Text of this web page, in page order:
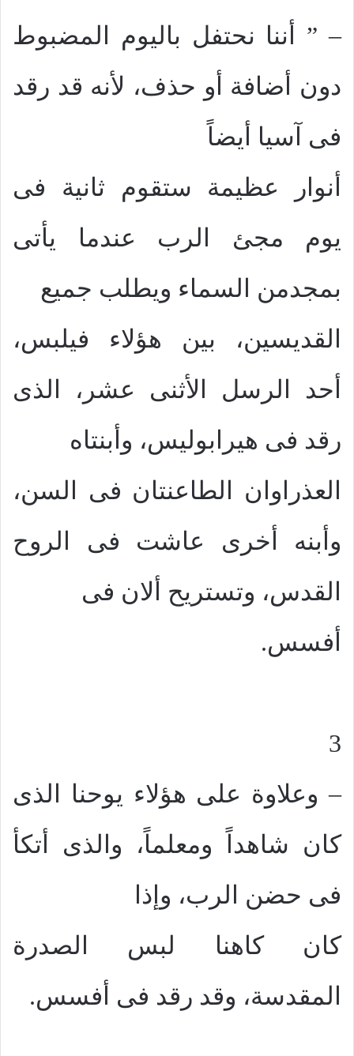
– ” أننا نحتفل باليوم المضبوط
دون أضافة أو حذف، لأنه قد رقد
فى آسيا أيضاً
أنوار عظيمة ستقوم ثانية فى
يوم مجئ الرب عندما يأتى
بمجدمن السماء ويطلب جميع
القديسين، بين هؤلاء فيلبس،
أحد الرسل الأثنى عشر، الذى
رقد فى هيرابوليس، وأبنتاه
العذراوان الطاعنتان فى السن،
وأبنه أخرى عاشت فى الروح
القدس، وتستريح ألان فى
أفسس.
3
– وعلاوة على هؤلاء يوحنا الذى
كان شاهداً ومعلماً، والذى أتكأ
فى حضن الرب، وإذا
كان كاهنا لبس الصدرة
المقدسة، وقد رقد فى أفسس.